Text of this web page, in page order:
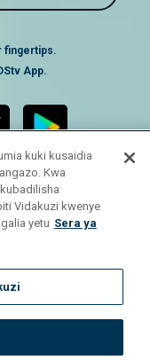
fingertips.
App.
kuki kusaidia
Kwa
Vidakuzi kwenye
yetu Sera ya